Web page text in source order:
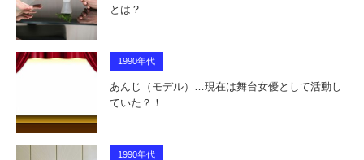
とは？
1990年代
あんじ（モデル）…現在は舞台女優として活動し
ていた？！
1990年代